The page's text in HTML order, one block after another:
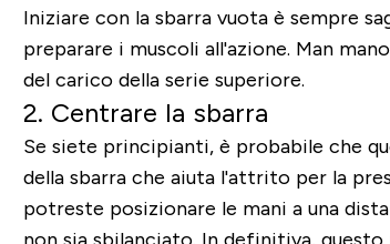
Iniziare con la sbarra vuota è sempre
preparare i muscoli all'azione. Man
del carico della serie superiore.
2. Centrare la sbarra
Se siete principianti, è probabile che
della sbarra che aiuta l'attrito per la
potreste posizionare le mani a una
non sia sbilanciato. In definitiva,